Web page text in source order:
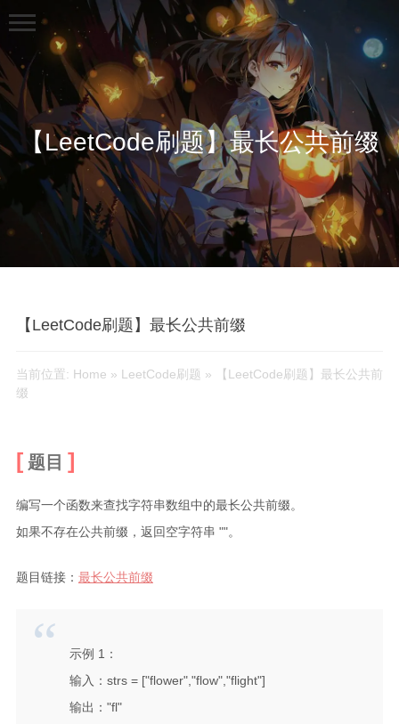
【LeetCode刷题】最长公共前缀
【LeetCode刷题】最长公共前缀
当前位置: Home » LeetCode刷题 »
【LeetCode刷题】最长公共前
缀
题目
编写一个函数来查找字符串数组中的最长公共前缀。
如果不存在公共前缀，返回空字符串 ""。
题目链接： 最长公共前缀
示例 1：
输入：strs = ["flower","flow","flight"]
输出："fl"
首页
LeetCode刷题
机器学习笔记
留言
关于